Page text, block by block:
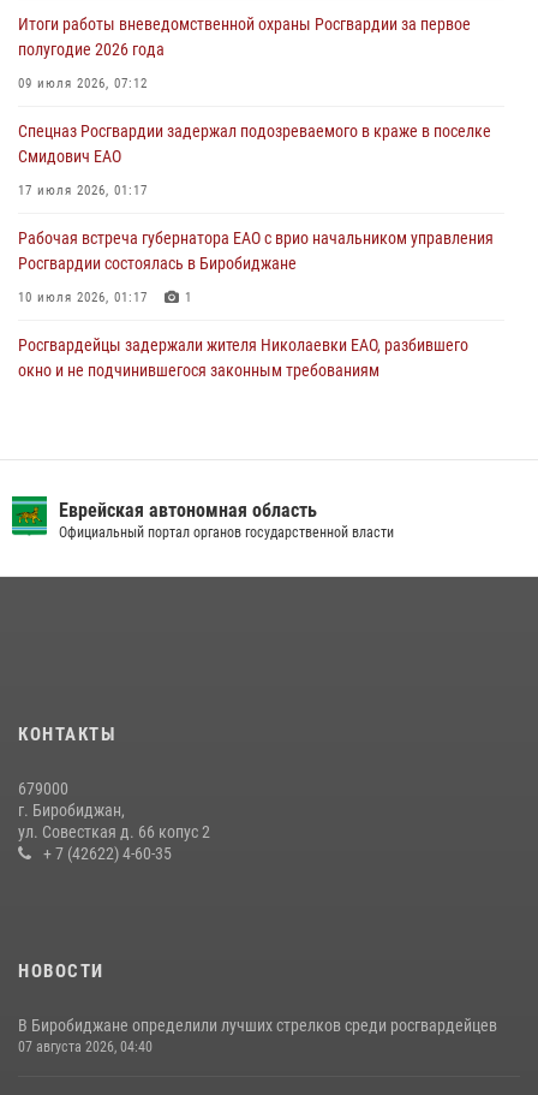
Правила приобретения нарезного оружия изменены: минимальный
стаж владения сокращён до трёх лет
Итоги работы вневедомственной охраны Росгвардии за первое
полугодие 2026 года
09 июля 2026, 07:12
Спецназ Росгвардии задержал подозреваемого в краже в поселке
Смидович ЕАО
17 июля 2026, 01:17
Рабочая встреча губернатора ЕАО с врио начальником управления
Росгвардии состоялась в Биробиджане
10 июля 2026, 01:17 1
Росгвардейцы задержали жителя Николаевки ЕАО, разбившего
окно и не подчинившегося законным требованиям
23 июля 2026, 00:16 2
21 июля 2026, 04:18
Росгвардии по мини-футболу
15 июля 2026, 07:12 1
Еврейская автономная область
Официальный портал органов государственной власти
КОНТАКТЫ
679000
г. Биробиджан,
ул. Совесткая д. 66 копус 2
+ 7 (42622) 4-60-35
НОВОСТИ
В Биробиджане определили лучших стрелков среди росгвардейцев
07 августа 2026, 04:40